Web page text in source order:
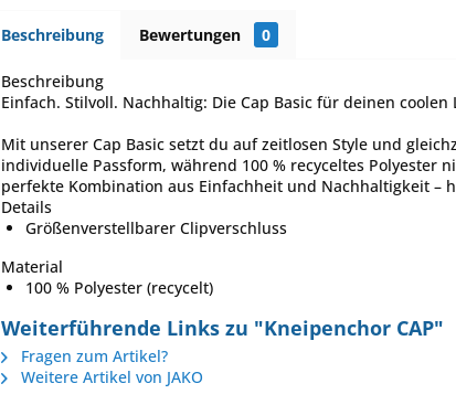
Beschreibung Bewertungen 0
Beschreibung
Einfach. Stilvoll. Nachhaltig: Die Cap Basic für deinen coolen
Mit unserer Cap Basic setzt du auf zeitlosen Style und
individuelle Passform, während 100 % recyceltes
perfekte Kombination aus Einfachheit und Nachhaltigkeit –
Details
Größenverstellbarer Clipverschluss
Material
100 % Polyester (recycelt)
Weiterführende Links zu "Kneipenchor CAP"
Fragen zum Artikel?
Weitere Artikel von JAKO